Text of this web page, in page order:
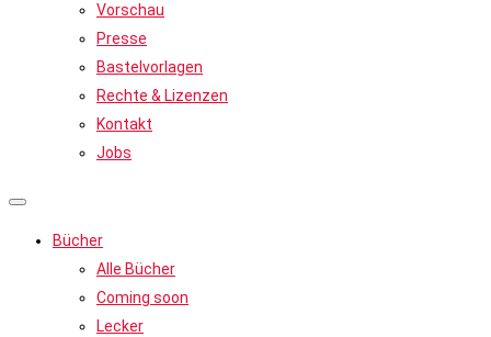
Vorschau
Presse
Bastelvorlagen
Rechte & Lizenzen
Kontakt
Jobs
Bücher
Alle Bücher
Coming soon
Lecker